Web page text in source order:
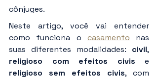
cônjuges.
Neste artigo, você vai entender
como funciona o casamento nas
suas diferentes modalidades: civil
religioso com efeitos civis
religioso sem efeitos civis, com